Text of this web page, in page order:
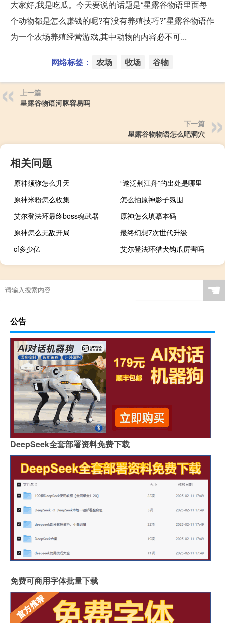
大家好,我是吃瓜。今天要说的话题是“星露谷物语里面每
个动物都是怎么赚钱的呢?有没有养殖技巧?”星露谷物语作
为一个农场养殖经营游戏,其中动物的内容必不可...
网络标签： 农场 牧场 谷物
上一篇
星露谷物语河豚容易吗
下一篇
星露谷物物语怎么吧洞穴
相关问题
原神须弥怎么升天
“遂泛荆江舟”的出处是哪里
原神米粉怎么收集
怎么拍原神影子氛围
艾尔登法环最终boss魂武器
原神怎么填摹本码
原神怎么无敌开局
最终幻想7次世代升级
cf多少亿
艾尔登法环猎犬钩爪厉害吗
☚
公告
DeepSeek全套部署资料免费下载
免费可商用字体批量下载